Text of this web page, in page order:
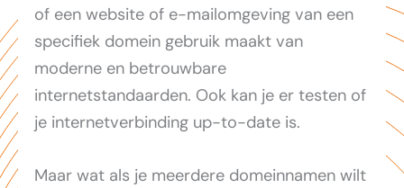
of een website of e-mailomgeving van een
specifiek domein gebruik maakt van
moderne en betrouwbare
internetstandaarden. Ook kan je er testen of
je internetverbinding up-to-date is.
Maar wat als je meerdere domeinnamen wilt